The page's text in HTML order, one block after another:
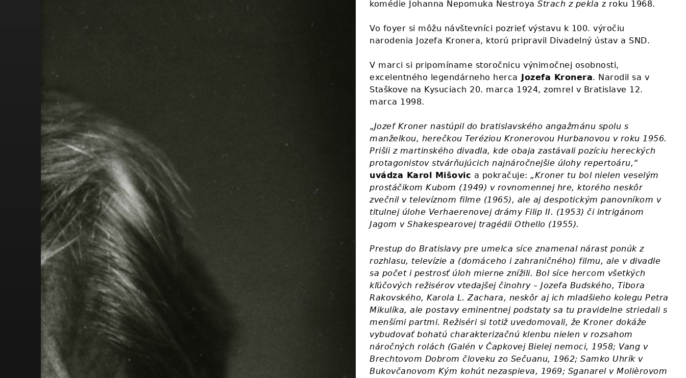
komédie Johanna Nepomuka NestroyaStrach z pekla z roku 1968.
Vo foyer si môžu návštevníci pozrieť výstavu k 100. výročiu
narodenia Jozefa Kronera, ktorú pripravil Divadelný ústav a SND.
V marci si pripomíname storočnicu výnimočnej osobnosti,
excelentného legendárneho herca Jozefa Kronera. Narodil sa v
Staškove na Kysuciach 20. marca 1924, zomrel v Bratislave 12.
marca 1998.
„Jozef Kroner nastúpil do bratislavského angažmánu spolu s
manželkou, herečkou Teréziou Kronerovou Hurbanovou v roku 1956.
Prišli z martinského divadla, kde obaja zastávali pozíciu hereckých
protagonistov stvárňujúcich najnáročnejšie úlohy repertoáru,“
uvádza Karol Mišovic a pokračuje: „Kroner tu bol nielen veselým
prostáčikom Kubom (1949) v rovnomennej hre, ktorého neskôr
zvečnil v televíznom filme (1965), ale aj despotickým panovníkom v
titulnej úlohe Verhaerenovej drámy Filip II. (1953) či intrigánom
Jagom v Shakespearovej tragédii Othello (1955).
Prestup do Bratislavy pre umelca síce znamenal nárast ponúk z
rozhlasu, televízie a (domáceho i zahraničného) filmu, ale v divadle
sa počet i pestrosť úloh mierne znížili. Bol síce hercom všetkých
kľúčových režisérov vtedajšej činohry – Jozefa Budského, Tibora
Rakovského, Karola L. Zachara, neskôr aj ich mladšieho kolegu Petra
Mikulíka, ale postavy eminentnej podstaty sa tu pravidelne striedali s
menšími partmi. Režiséri si totiž uvedomovali, že Kroner dokáže
vybudovať bohatú charakterizačnú klenbu nielen v rozsahom
náročných rolách (Galén v Čapkovej Bielej nemoci, 1958; Vang v
Brechtovom Dobrom človeku zo Sečuanu, 1962; Samko Uhrík v
Bukovčanovom Kým kohút nezaspieva, 1969; Sganarel v Molièrovom